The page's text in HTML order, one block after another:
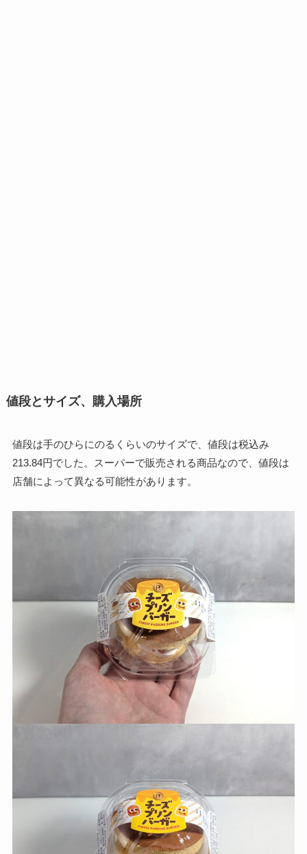
値段とサイズ、購入場所
値段は手のひらにのるくらいのサイズで、値段は税込み
213.84円でした。スーパーで販売される商品なので、値段は
店舗によって異なる可能性があります。